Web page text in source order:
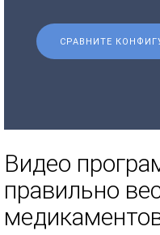
СРАВНИТЕ
Видео
правильно